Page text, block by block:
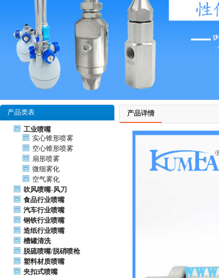
产品类表
工业喷嘴
实心锥形喷雾
空心锥形喷雾
扇形喷雾
微细雾化
空气雾化
吹风喷嘴-风刀
食品行业喷嘴
汽车行业喷嘴
钢铁行业喷嘴
造纸行业喷嘴
槽罐清洗
脱硫喷嘴/脱硝喷枪
塑料材质喷嘴
夹扣式喷嘴
产品详情